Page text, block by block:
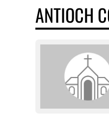
ANTIOCH